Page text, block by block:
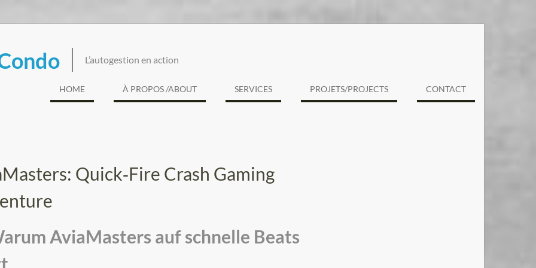
L’autogestion en action
HOME À PROPOS /ABOUT SERVICES PROJETS/PROJECTS CONTACT
Quick‑Fire Crash Gaming
AviaMasters auf schnelle Beats